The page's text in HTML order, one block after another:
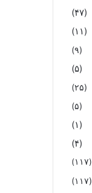
(۴۷)
(۱۱)
(۹)
(۵)
(۲۵)
(۵)
(۱)
(۴)
(۱۱۷)
(۱۱۷)